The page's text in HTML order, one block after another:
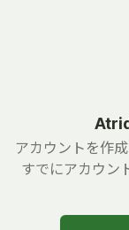
アカウントを作
すでにアカウン